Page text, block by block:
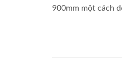
900mm một cách